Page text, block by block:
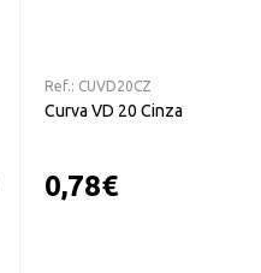
Ref.: CUVD20CZ
Curva VD 20 Cinza
0,78€